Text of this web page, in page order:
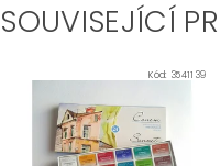
SOUVISEJÍCÍ
Kód: 3541139